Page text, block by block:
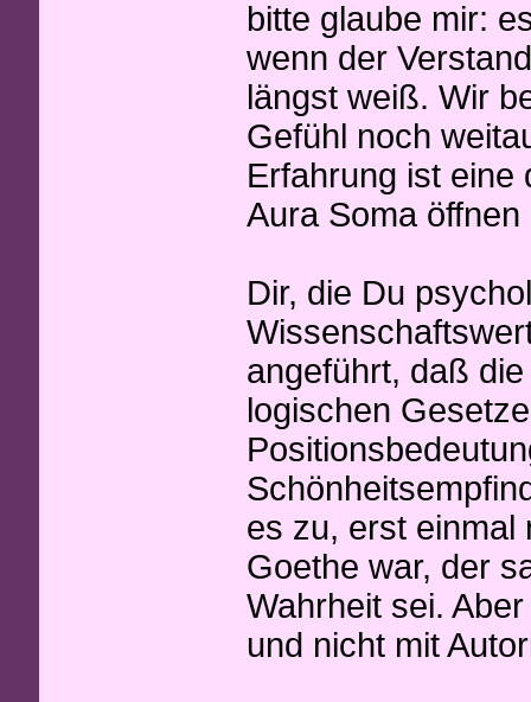
bitte glaube mir:
wenn der
längst weiß. Wir
Gefühl noch
Erfahrung ist eine
Aura Soma öffnen
Dir, die Du
angeführt, daß
logischen
es zu, erst einmal
Goethe war, der
Wahrheit sei.
und nicht mit